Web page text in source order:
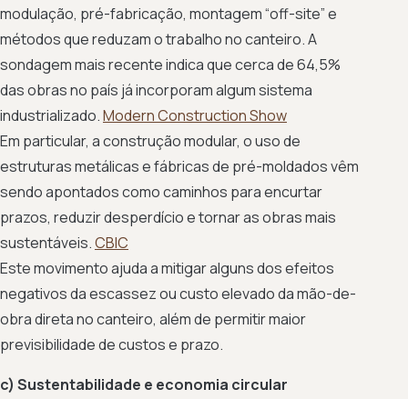
modulação, pré-fabricação, montagem “off-site” e
métodos que reduzam o trabalho no canteiro. A
sondagem mais recente indica que cerca de 64,5%
das obras no país já incorporam algum sistema
industrializado.Modern Construction Show
Em particular, a construção modular, o uso de
estruturas metálicas e fábricas de pré-moldados vêm
sendo apontados como caminhos para encurtar
prazos, reduzir desperdício e tornar as obras mais
sustentáveis.CBIC
Este movimento ajuda a mitigar alguns dos efeitos
negativos da escassez ou custo elevado da mão-de-
obra direta no canteiro, além de permitir maior
previsibilidade de custos e prazo.
c) Sustentabilidade e economia circular